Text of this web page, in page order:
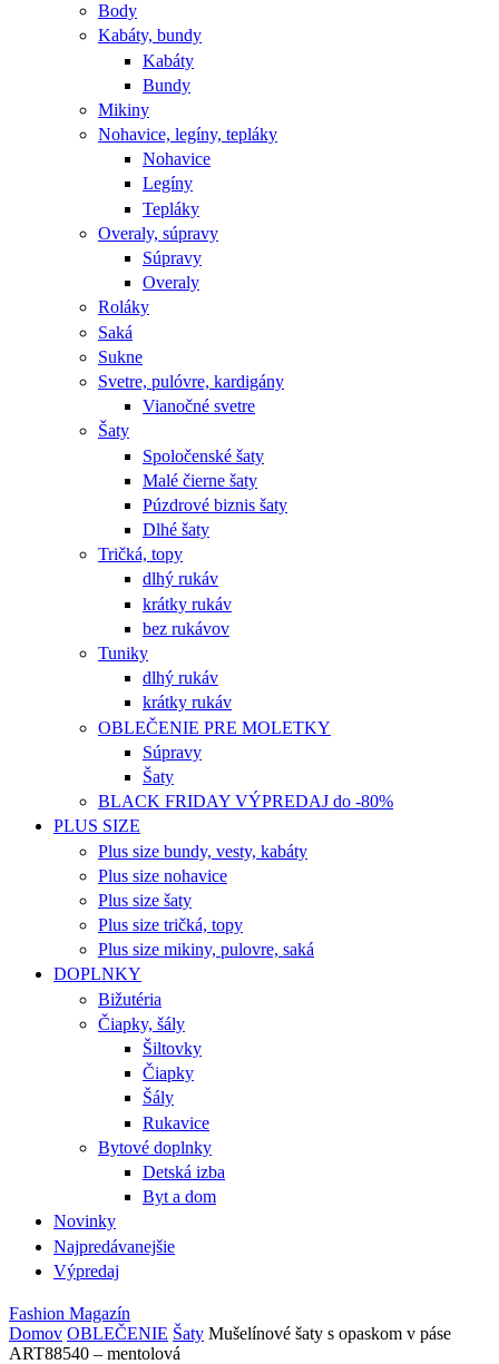
Body
Kabáty, bundy
Kabáty
Bundy
Mikiny
Nohavice, legíny, tepláky
Nohavice
Legíny
Tepláky
Overaly, súpravy
Súpravy
Overaly
Roláky
Saká
Sukne
Svetre, pulóvre, kardigány
Vianočné svetre
Šaty
Spoločenské šaty
Malé čierne šaty
Púzdrové biznis šaty
Dlhé šaty
Tričká, topy
dlhý rukáv
krátky rukáv
bez rukávov
Tuniky
dlhý rukáv
krátky rukáv
OBLEČENIE PRE MOLETKY
Súpravy
Šaty
BLACK FRIDAY VÝPREDAJ do -80%
PLUS SIZE
Plus size bundy, vesty, kabáty
Plus size nohavice
Plus size šaty
Plus size tričká, topy
Plus size mikiny, pulovre, saká
DOPLNKY
Bižutéria
Čiapky, šály
Šiltovky
Čiapky
Šály
Rukavice
Bytové doplnky
Detská izba
Byt a dom
Novinky
Najpredávanejšie
Výpredaj
Fashion Magazín
Domov OBLEČENIE Šaty Mušelínové šaty s opaskom v páse
ART88540 – mentolová